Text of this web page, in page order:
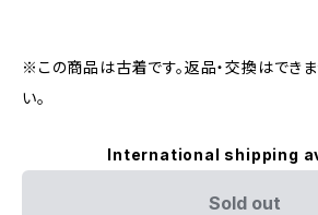
※この商品は古着です。返品・交換はでき
い。
International shipping
Sold out